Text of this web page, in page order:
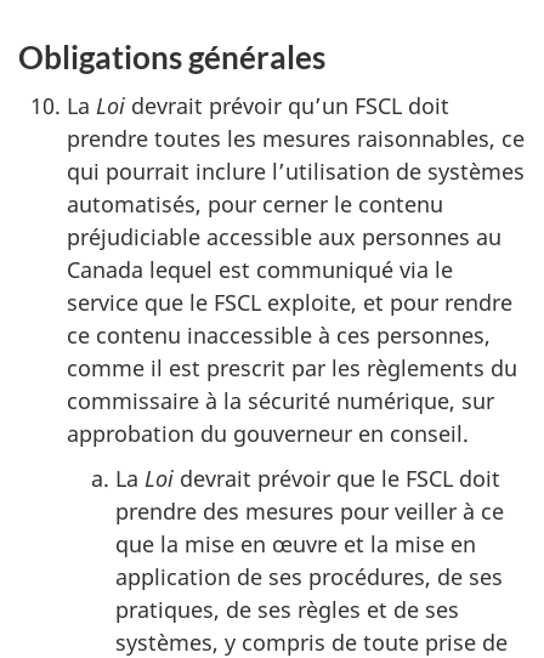
Obligations générales
La Loi devrait prévoir qu’un FSCL doit
prendre toutes les mesures raisonnables, ce
qui pourrait inclure l’utilisation de systèmes
automatisés, pour cerner le contenu
préjudiciable accessible aux personnes au
Canada lequel est communiqué via le
service que le FSCL exploite, et pour rendre
ce contenu inaccessible à ces personnes,
comme il est prescrit par les règlements du
commissaire à la sécurité numérique, sur
approbation du gouverneur en conseil.
La Loi devrait prévoir que le FSCL doit
prendre des mesures pour veiller à ce
que la mise en œuvre et la mise en
application de ses procédures, de ses
pratiques, de ses règles et de ses
systèmes, y compris de toute prise de